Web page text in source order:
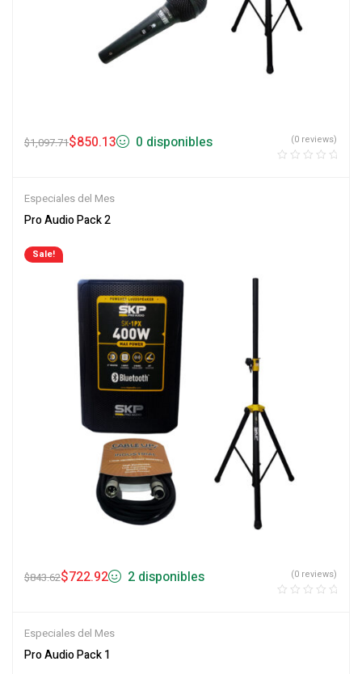
$1,097.71$850.13 0 disponibles (0 reviews)
Especiales del Mes
Pro Audio Pack 2
Sale!
$843.62$722.92 2 disponibles (0 reviews)
Especiales del Mes
Pro Audio Pack 1